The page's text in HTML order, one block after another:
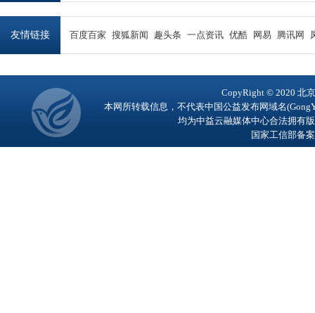
友情链接 百度百家 搜狐新闻 趣头条 一点资讯 优酷 网易 腾讯网
CopyRight © 2020 北
本网所转载信息，不代表中国公益发布网域名
均为中益云融媒体中心合法拥有
国家工信部备